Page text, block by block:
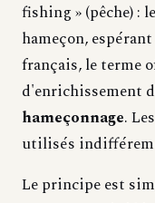
fishing » (pêche) :
hameçon,
français, le terme
d'enrichissement
hameçonnage.
utilisés
Le principe est